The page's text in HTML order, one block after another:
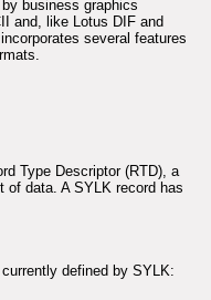
business graphics
and, like Lotus DIF and
several features
Type Descriptor (RTD), a
of data. A SYLK record has
defined by SYLK: